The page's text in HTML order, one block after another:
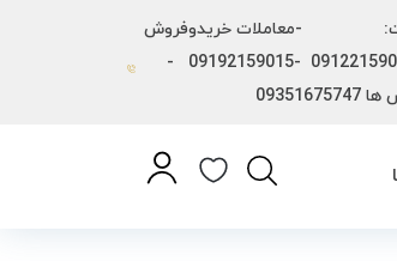
-معاملات خریدوفروش
آبشده 09122159015 -09192159015 -